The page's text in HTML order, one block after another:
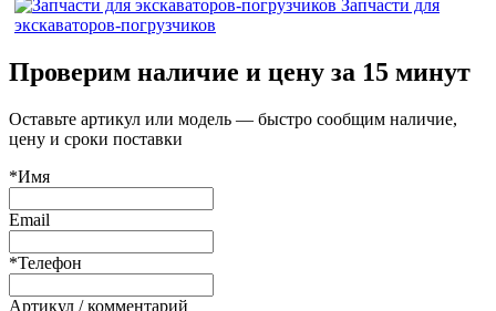
Запчасти для
экскаваторов-погрузчиков
Проверим наличие и цену за 15 минут
Оставьте артикул или модель — быстро сообщим наличие,
цену и сроки поставки
*Имя
Email
*Телефон
Артикул / комментарий